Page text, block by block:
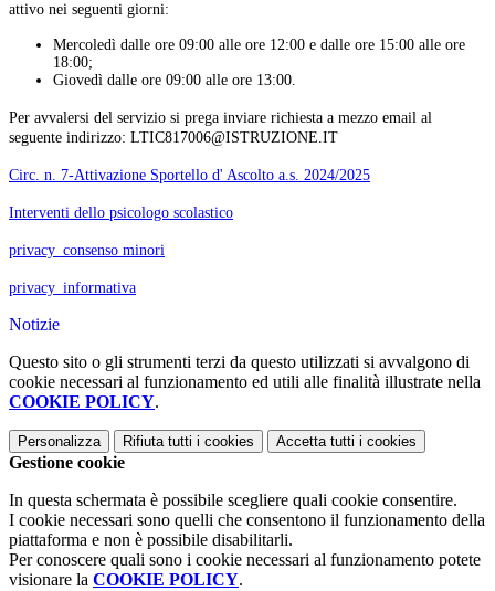
attivo nei seguenti giorni:
Mercoledì dalle ore 09:00 alle ore 12:00 e dalle ore 15:00 alle ore
18:00;
Giovedì dalle ore 09:00 alle ore 13:00.
Per avvalersi del servizio si prega inviare richiesta a mezzo email al
seguente indirizzo: LTIC817006@ISTRUZIONE.IT
Circ. n. 7-Attivazione Sportello d' Ascolto a.s. 2024/2025
Interventi dello psicologo scolastico
privacy_consenso minori
privacy_informativa
Notizie
Questo sito o gli strumenti terzi da questo utilizzati si avvalgono di
cookie necessari al funzionamento ed utili alle finalità illustrate nella
COOKIE POLICY.
Personalizza Rifiuta tutti i cookies Accetta tutti i cookies
Gestione cookie
In questa schermata è possibile scegliere quali cookie consentire.
I cookie necessari sono quelli che consentono il funzionamento della
piattaforma e non è possibile disabilitarli.
Per conoscere quali sono i cookie necessari al funzionamento potete
visionare la COOKIE POLICY.